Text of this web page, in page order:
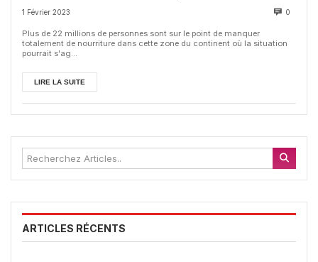
1 Février 2023 0
Plus de 22 millions de personnes sont sur le point de manquer
totalement de nourriture dans cette zone du continent où la situation
pourrait s'ag...
LIRE LA SUITE
ARTICLES RÉCENTS